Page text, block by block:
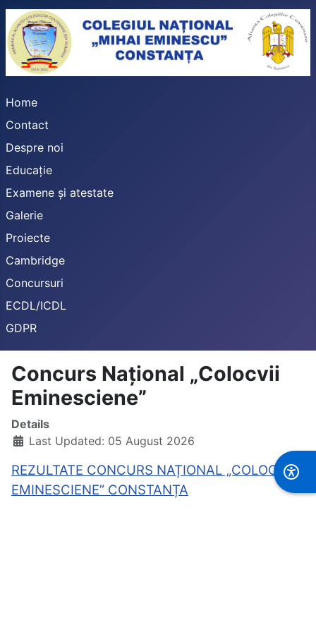
Home
Contact
Despre noi
Educație
Examene și atestate
Galerie
Proiecte
Cambridge
Concursuri
ECDL/ICDL
GDPR
Concurs Național „Colocvii
Eminesciene”
Details
Last Updated: 05 August 2026
REZULTATE CONCURS NAȚIONAL „COLOCVII
EMINESCIENE” CONSTANȚA